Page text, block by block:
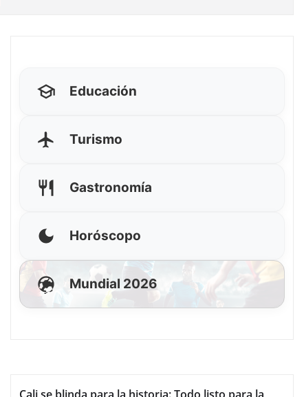
Educación
Turismo
Gastronomía
Horóscopo
Mundial 2026